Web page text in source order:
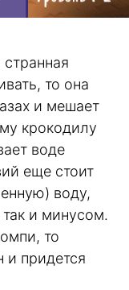
то она
и мешает
крокодилу
воде
еще стоит
воду,
и минусом.
то
и придется